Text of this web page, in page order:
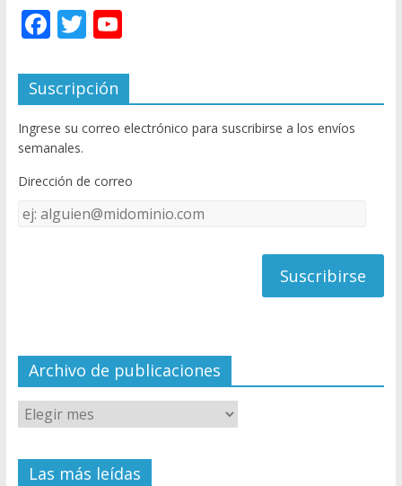
F
e
b
o
o
k
T
itt
er
Y
u
T
u
e
C
el
Suscripción
Ingrese su correo electrónico para suscribirse a los envíos
semanales.
Dirección de correo
Dirección
de
Archivo de publicaciones
Las más leídas